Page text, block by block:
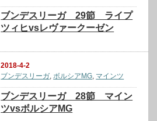
ブンデスリーガ 29節 ライプ
ツィヒvsレヴァークーゼン
2018-4-2
ブンデスリーガ,ボルシアMG, マインツ
ブンデスリーガ 28節 マイン
ツvsボルシアMG